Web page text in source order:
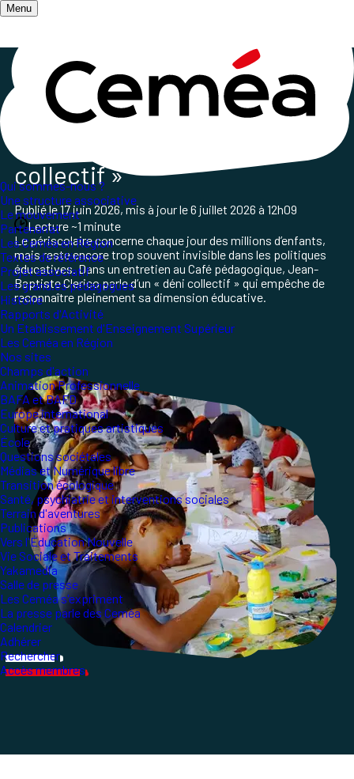
Menu
Qui sommes-nous ?
Une structure associative
Le mouvement
Partenariat
Les Ceméa en Région
Textes de référence
Projet associatif
Les grand.es pédagogues
Histoire
Rapports d'Activité
Un Etablissement d'Enseignement Supérieur
Les Ceméa en Région
Nos sites
Champs d'action
Animation Professionnelle
BAFA et BAFD
Europe international
Culture et pratiques artistiques
École
Questions sociétales
Médias et Numérique libre
Transition écologique
Santé, psychiatrie et interventions sociales
Terrain d'aventures
Publications
Vers l'Éducation Nouvelle
Vie Sociale et Traitements
Yakamedia
Salle de presse
Les Ceméa s'expriment
La presse parle des Ceméa
Calendrier
Adhérer
Rechercher
Accès membres
Accueil/ Salle de presse
La presse parle des Ceméa
Le périscolaire, un « déni collectif »
collectif »
Publié le17 juin 2026, mis à jour le6 juillet 2026 à 12h09
Lecture ~1 minute
Le périscolaire concerne chaque jour des millions d’enfants,
mais reste encore trop souvent invisible dans les politiques
éducatives. Dans un entretien au Café pédagogique, Jean-
Baptiste Clerico parle d’un « déni collectif » qui empêche de
reconnaître pleinement sa dimension éducative.